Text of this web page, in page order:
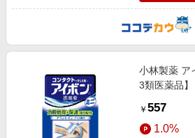
小林製薬 ア
3類医薬品】
￥ 557
1.0%